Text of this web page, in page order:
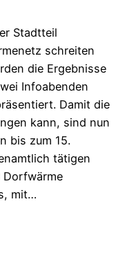
Stadtteil
schreiten
die Ergebnisse
Infoabenden
Damit die
kann, sind nun
bis zum 15.
tätigen
Dorfwärme
mit…